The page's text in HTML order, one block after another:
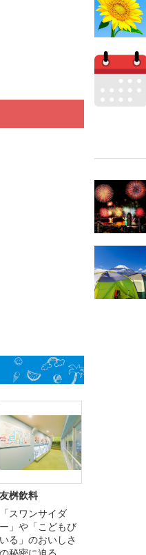
友桝飲料
「スワンサイダ
ー」や「こどもび
いる」のおいしさ